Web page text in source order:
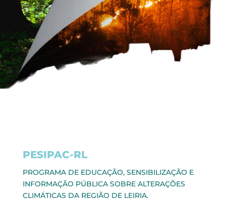
PESIPAC-RL
PROGRAMA DE EDUCAÇÃO, SENSIBILIZAÇÃO E
INFORMAÇÃO PÚBLICA SOBRE ALTERAÇÕES
CLIMÁTICAS DA REGIÃO DE LEIRIA.